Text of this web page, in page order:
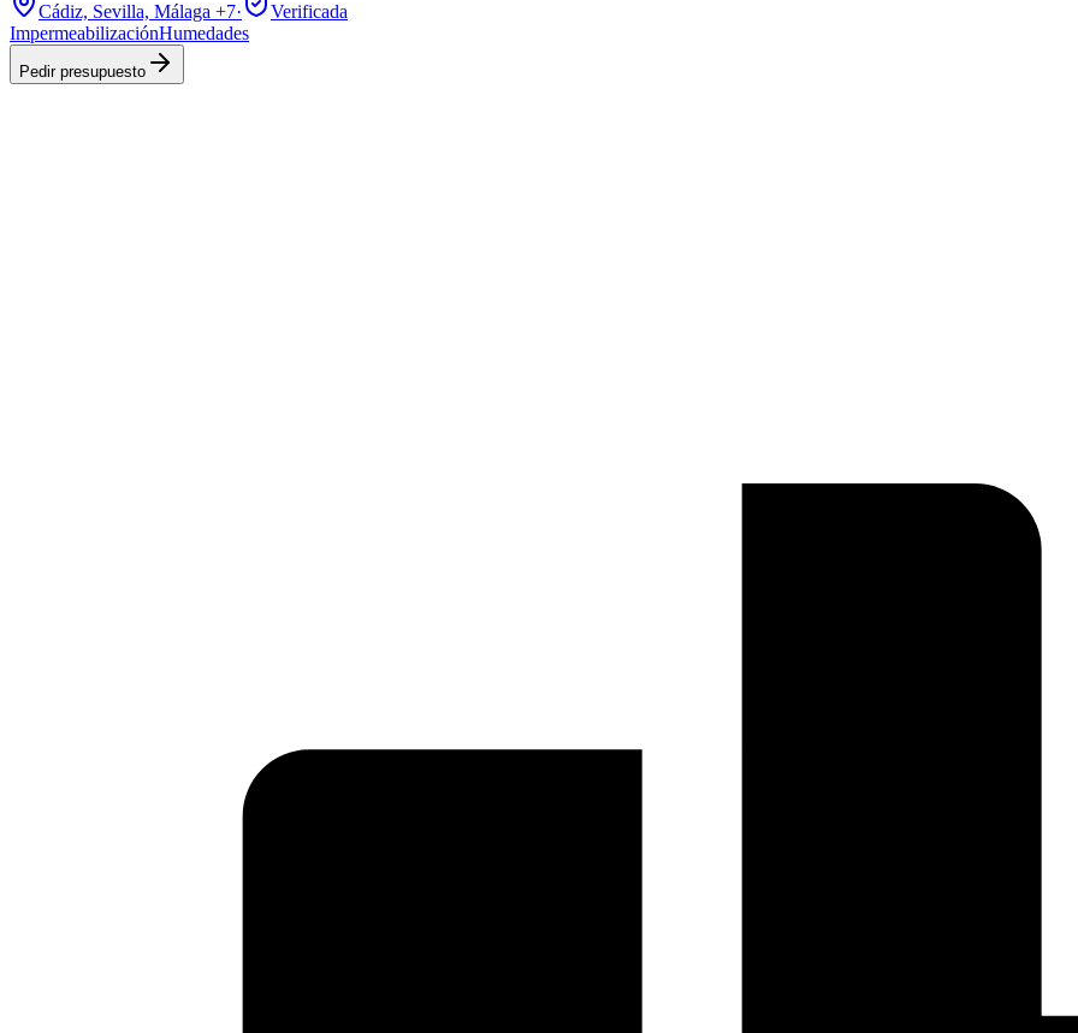
Cádiz, Sevilla, Málaga +7·
Verificada
ImpermeabilizaciónHumedades
Pedir presupuesto